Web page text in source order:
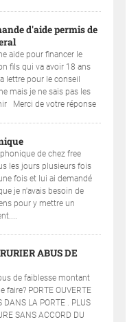
d'aide permis de
aide pour financer le
fils qui va avoir 18 ans
lettre pour le conseil
mais je ne sais pas les
Merci de votre réponse
de chez free
les jours plusieurs fois
fois et lui ai demandé
je n'avais besoin de
pour y mettre un
ABUS DE
de faiblesse montant
PORTE OUVERTE
DANS LA PORTE . PLUS
SANS ACCORD DU